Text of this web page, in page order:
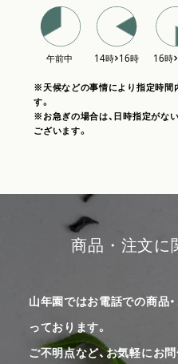
※天候などの事情により指定時間
す。
※お急ぎの場合は、日時指定がな
ございます。
商品・注文に
山年園ではお電話での商品
っております。
ご不明点など、お気軽にお